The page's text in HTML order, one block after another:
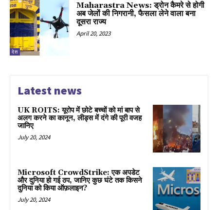
देश
Maharastra News: ड्रोन कैमरे से होगी
अब जेलों की निगरानी, फैसला लेने वाला बना
दूसरा राज्य
April 20, 2023
Latest news
UK ROITS: यूरोप में छोटे बच्चों को मां बाप से
अलग करने का कानून, लीड्स में दंगे की पूरी वजह
जानिए
July 20, 2024
Microsoft CrowdStrike: एक अपडेट
और दुनिया हो गई ठप, जानिए कुछ घंटे तक किसने
दुनिया को किया ऑफ़लाइन?
July 20, 2024